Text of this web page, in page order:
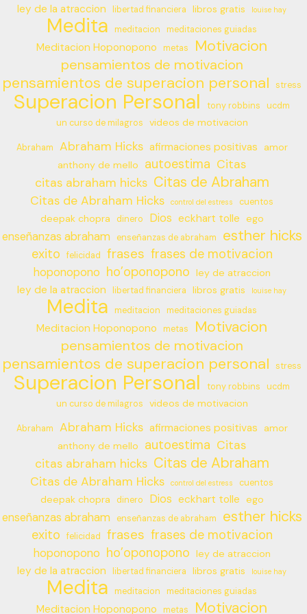
ley de la atraccion libertad financiera libros gratis louise hay
Medita meditacion meditaciones guiadas
Meditacion Hoponopono metas Motivacion
pensamientos de motivacion
pensamientos de superacion personal stress
Superacion Personal tony robbins
ucdm
un curso de milagros
videos de motivacion
Abraham Abraham Hicks afirmaciones positivas
amor
anthony de mello
autoestima Citas
citas abraham hicks Citas de Abraham
Citas de Abraham Hicks control del estress cuentos
deepak chopra dinero Dios eckhart tolle ego
enseñanzas abraham enseñanzas de abraham esther hicks
exito felicidad frases frases de motivacion
hoponopono ho’oponopono ley de atraccion
ley de la atraccion libertad financiera libros gratis louise hay
Medita meditacion meditaciones guiadas
Meditacion Hoponopono metas Motivacion
pensamientos de motivacion
pensamientos de superacion personal stress
Superacion Personal tony robbins
ucdm
un curso de milagros
videos de motivacion
Abraham Abraham Hicks afirmaciones positivas
amor
anthony de mello
autoestima Citas
citas abraham hicks Citas de Abraham
Citas de Abraham Hicks control del estress cuentos
deepak chopra dinero Dios eckhart tolle ego
enseñanzas abraham enseñanzas de abraham esther hicks
exito felicidad frases frases de motivacion
hoponopono ho’oponopono ley de atraccion
ley de la atraccion libertad financiera libros gratis louise hay
Medita meditacion meditaciones guiadas
Meditacion Hoponopono metas Motivacion